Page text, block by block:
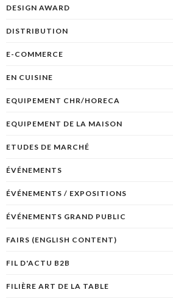
DESIGN AWARD
DISTRIBUTION
E-COMMERCE
EN CUISINE
EQUIPEMENT CHR/HORECA
EQUIPEMENT DE LA MAISON
ETUDES DE MARCHÉ
ÉVÉNEMENTS
ÉVÉNEMENTS / EXPOSITIONS
ÉVÉNEMENTS GRAND PUBLIC
FAIRS (ENGLISH CONTENT)
FIL D'ACTU B2B
FILIÈRE ART DE LA TABLE